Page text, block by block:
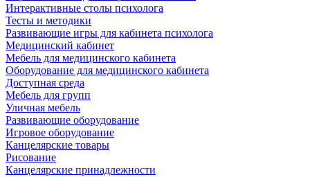
Интерактивные столы психолога
Тесты и методики
Развивающие игры для кабинета психолога
Медицинский кабинет
Мебель для медицинского кабинета
Оборудование для медицинского кабинета
Доступная среда
Мебель для групп
Уличная мебель
Развивающие оборудование
Игровое оборудование
Канцелярские товары
Рисование
Канцелярские принадлежности